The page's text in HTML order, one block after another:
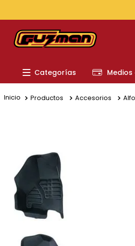
Categorías Medios
Productos Accesorios